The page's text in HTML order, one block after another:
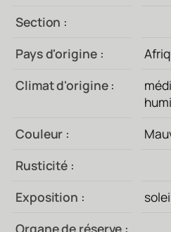
Section :
Pays d'origine :
Climat d'origine :
Couleur :
Rusticité :
Exposition :